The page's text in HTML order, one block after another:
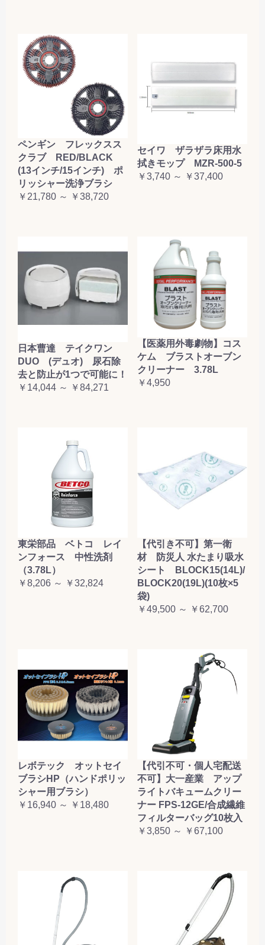
ペンギン フレックスス
クラブ RED/BLACK
(13インチ/15インチ) ポ
リッシャー洗浄ブラシ
￥21,780 ～ ￥38,720
セイワ ザラザラ床用水
拭きモップ MZR-500-5
￥3,740 ～ ￥37,400
日本曹達 テイクワン
DUO (デュオ) 尿石除
去と防止が1つで可能に！
￥14,044 ～ ￥84,271
【医薬用外毒劇物】コス
ケム ブラストオーブン
クリーナー 3.78L
￥4,950
東栄部品 ベトコ レイ
ンフォース 中性洗剤
（3.78L）
￥8,206 ～ ￥32,824
【代引き不可】第一衛
材 防災人 水たまり吸水
シート BLOCK15(14L)/
BLOCK20(19L)(10枚×5
袋)
￥49,500 ～ ￥62,700
レボテック オットセイ
ブラシHP（ハンドポリッ
シャー用ブラシ）
￥16,940 ～ ￥18,480
【代引不可・個人宅配送
不可】大一産業 アップ
ライトバキュームクリー
ナー FPS-12GE/合成繊維
フィルターバッグ10枚入
￥3,850 ～ ￥67,100